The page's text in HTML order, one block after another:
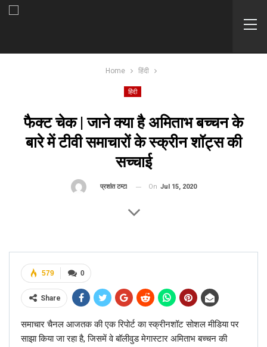
Home हिंदी
हिंदी
फैक्ट चेक | जाने क्या है अमिताभ बच्चन के
बारे में टीवी समाचारों के स्क्रीन शॉट्स की
सच्चाई
प्रशांत टम्टा On Jul 15, 2020
0
579
Share
समाचार चैनल आजतक की एक रिपोर्ट का स्क्रीनशॉट सोशल मीडिया पर
साझा किया जा रहा है, जिसमें वे बॉलीवुड मेगास्टार अमिताभ बच्चन की